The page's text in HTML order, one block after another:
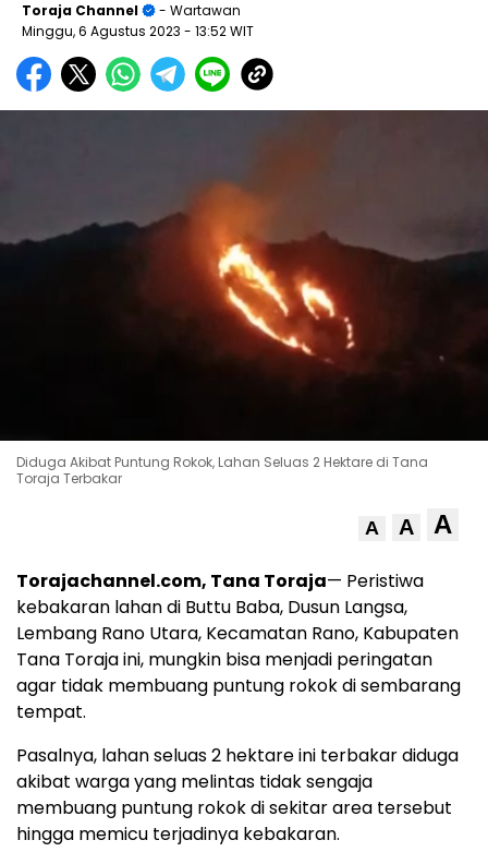
Toraja Channel
- Wartawan
Minggu, 6 Agustus 2023 - 13:52 WIT
Diduga Akibat Puntung Rokok, Lahan Seluas 2 Hektare di Tana
Toraja Terbakar
A A A
Torajachannel.com, Tana Toraja— Peristiwa
kebakaran lahan di Buttu Baba, Dusun Langsa,
Lembang Rano Utara, Kecamatan Rano, Kabupaten
Tana Toraja ini, mungkin bisa menjadi peringatan
agar tidak membuang puntung rokok di sembarang
tempat.
Pasalnya, lahan seluas 2 hektare ini terbakar diduga
akibat warga yang melintas tidak sengaja
membuang puntung rokok di sekitar area tersebut
hingga memicu terjadinya kebakaran.